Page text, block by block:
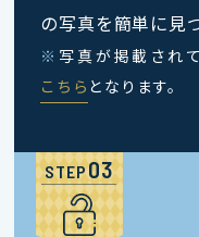
の写真を簡単に見
※ 写真が掲載され
こちら となります。
STEP